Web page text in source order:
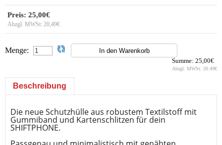
Preis: 25,00€
Abzgl. MWSt: 20,49€
Menge:
Summe: 25,00€
Abzgl. MWSt: 20.49€
Beschreibung
Die neue Schutzhülle aus robustem Textilstoff mit
Gummiband und Kartenschlitzen für dein
SHIFTPHONE.